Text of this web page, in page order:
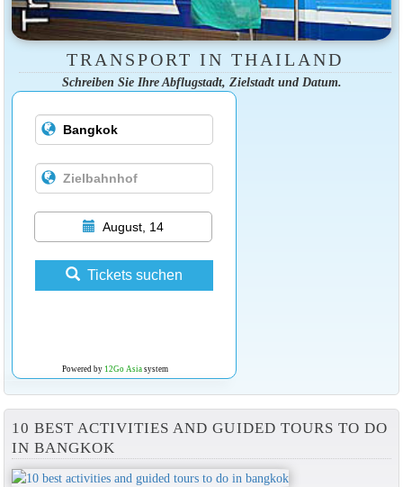
TRANSPORT IN THAILAND
Schreiben Sie Ihre Abflugstadt, Zielstadt und Datum.
August, 14
Tickets suchen
Powered by 12Go Asiasystem
10 BEST ACTIVITIES AND GUIDED TOURS TO DO
IN BANGKOK